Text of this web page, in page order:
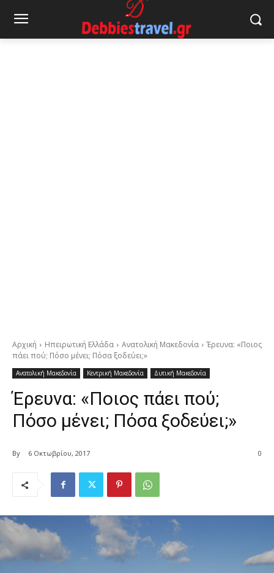
Αρχική Ηπειρωτική Ελλάδα Ανατολική Μακεδονία
Έρευνα: «Ποιος
πάει πού; Πόσο μένει; Πόσα ξοδεύει;»
Ανατολική Μακεδονία Κεντρική Μακεδονία Δυτική Μακεδονία
Έρευνα: «Ποιος πάει πού;
Πόσο μένει; Πόσα ξοδεύει;»
By 6 Οκτωβρίου, 2017 0